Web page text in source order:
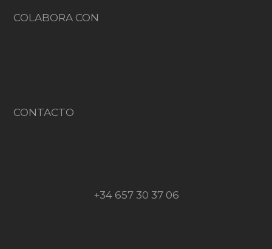
COLABORA CON
CONTACTO
+34 657 30 37 06